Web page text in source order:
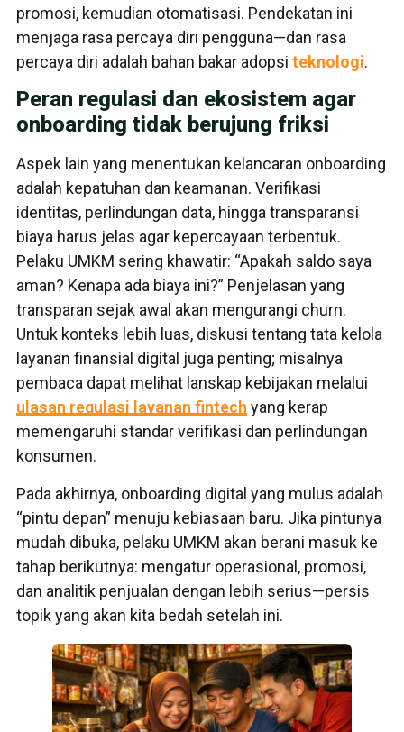
promosi, kemudian otomatisasi. Pendekatan ini
menjaga rasa percaya diri pengguna—dan rasa
percaya diri adalah bahan bakar adopsi teknologi.
Peran regulasi dan ekosistem agar
onboarding tidak berujung friksi
Aspek lain yang menentukan kelancaran onboarding
adalah kepatuhan dan keamanan. Verifikasi
identitas, perlindungan data, hingga transparansi
biaya harus jelas agar kepercayaan terbentuk.
Pelaku UMKM sering khawatir: “Apakah saldo saya
aman? Kenapa ada biaya ini?” Penjelasan yang
transparan sejak awal akan mengurangi churn.
Untuk konteks lebih luas, diskusi tentang tata kelola
layanan finansial digital juga penting; misalnya
pembaca dapat melihat lanskap kebijakan melalui
ulasan regulasi layanan fintech yang kerap
memengaruhi standar verifikasi dan perlindungan
konsumen.
Pada akhirnya, onboarding digital yang mulus adalah
“pintu depan” menuju kebiasaan baru. Jika pintunya
mudah dibuka, pelaku UMKM akan berani masuk ke
tahap berikutnya: mengatur operasional, promosi,
dan analitik penjualan dengan lebih serius—persis
topik yang akan kita bedah setelah ini.